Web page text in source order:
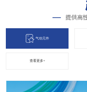
气动元件
查看更多+